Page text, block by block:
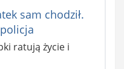
sam chodził.
ratują życie i